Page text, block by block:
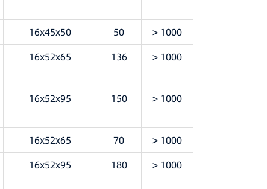
16x45x50 50
> 1000
16x52x65 136 > 1000
16x52x95 150 > 1000
16x52x65 70
> 1000
16x52x95 180 > 1000